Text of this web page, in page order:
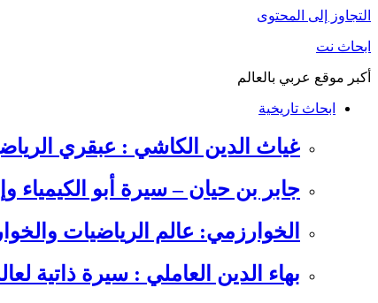
التجاوز إلى المحتوى
ابحاث نت
أكبر موقع عربي بالعالم
ابحاث تاريخية
غياث الدين الكاشي : عبقري
جابر بن حيان – سيرة أبو الكيمياء
الخوارزمي: عالم الرياضيات
بهاء الدين العاملي : سيرة ذاتية